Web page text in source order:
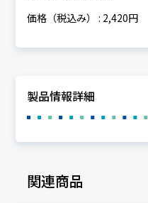
価格（税込み） : 2,420円
製品情報詳細
関連商品